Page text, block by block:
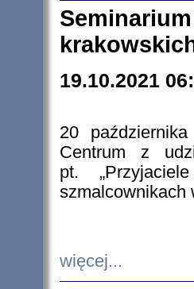
19.10.2021
20
Centrum z
pt.
szmalcownikach
więcej...